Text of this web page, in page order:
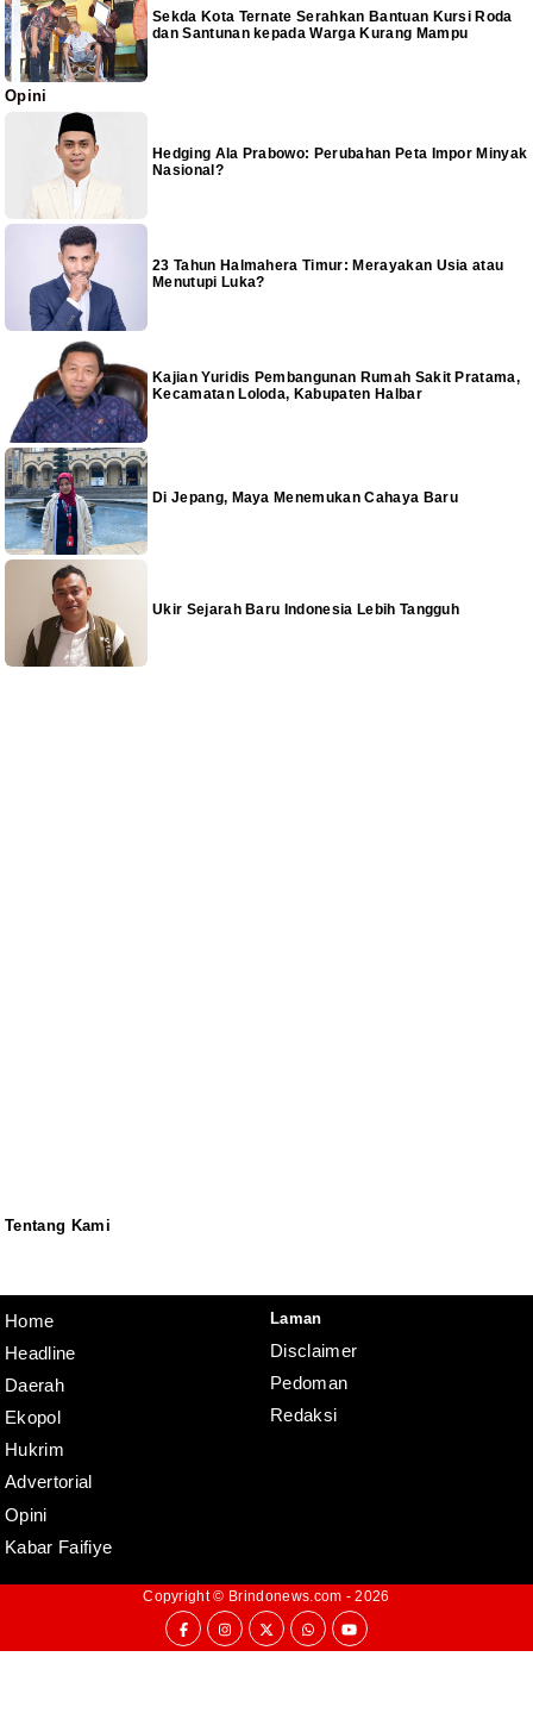
Sekda Kota Ternate Serahkan Bantuan Kursi Roda
dan Santunan kepada Warga Kurang Mampu
Opini
Hedging Ala Prabowo: Perubahan Peta Impor Minyak
Nasional?
23 Tahun Halmahera Timur: Merayakan Usia atau
Menutupi Luka?
Kajian Yuridis Pembangunan Rumah Sakit Pratama,
Kecamatan Loloda, Kabupaten Halbar
Di Jepang, Maya Menemukan Cahaya Baru
Ukir Sejarah Baru Indonesia Lebih Tangguh
Tentang Kami
Home
Headline
Daerah
Ekopol
Hukrim
Advertorial
Opini
Kabar Faifiye
Laman
Disclaimer
Pedoman
Redaksi
Copyright © Brindonews.com - 2026